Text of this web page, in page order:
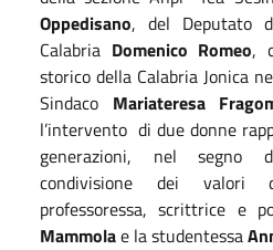
Oppedisano, del Deputato
Calabria Domenico Romeo,
storico della Calabria Jonica
Sindaco Mariateresa
l’intervento di due donne
generazioni, nel segno
condivisione dei valori
professoressa, scrittrice e
Mammolae la studentessa